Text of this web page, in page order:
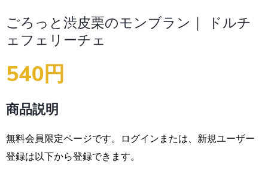
ごろっと渋皮栗のモンブラン｜ ドルチ
ェフェリーチェ
540円
商品説明
無料会員限定ページです。ログインまたは、新規ユーザー
登録は以下から登録できます。